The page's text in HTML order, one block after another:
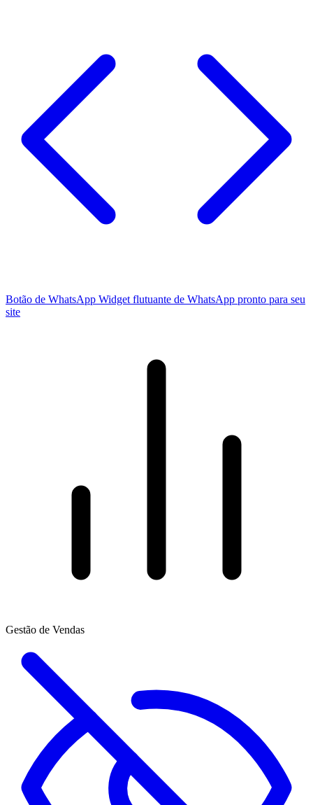
Botão de WhatsApp Widget flutuante de WhatsApp pronto para seu
site
Gestão de Vendas